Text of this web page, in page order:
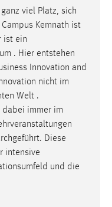
viel Platz, sich
Kemnath ist
ist ein
. Hier entstehen
Innovation and
nicht im
Welt .
dabei immer im
Diese
intensive
und die